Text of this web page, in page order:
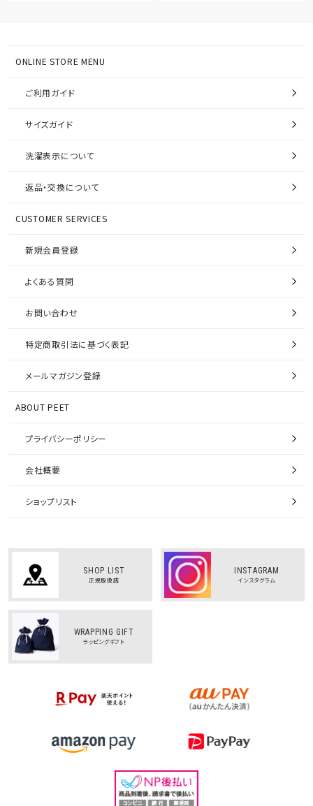
ONLINE STORE MENU
ご利用ガイド
サイズガイド
洗濯表示について
返品・交換について
CUSTOMER SERVICES
新規会員登録
よくある質問
お問い合わせ
特定商取引法に基づく表記
メールマガジン登録
ABOUT PEET
プライバシーポリシー
会社概要
ショップリスト
SHOP LIST
正規取扱店
INSTAGRAM
インスタグラム
WRAPPING GIFT
ラッピングギフト